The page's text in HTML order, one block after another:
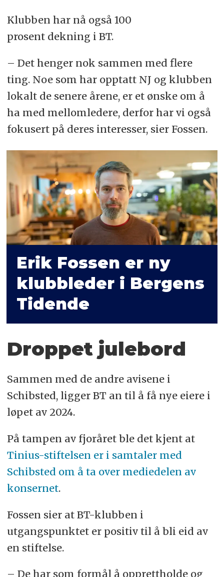
Klubben har nå også 100
prosent dekning i BT.
– Det henger nok sammen med flere
ting. Noe som har opptatt NJ og klubben
lokalt de senere årene, er et ønske om å
ha med mellomledere, derfor har vi også
fokusert på deres interesser, sier Fossen.
Erik Fossen er ny
klubb­leder i Bergens
Tidende
Droppet julebord
Sammen med de andre avisene i
Schibsted, ligger BT an til å få nye eiere i
løpet av 2024.
På tampen av fjoråret ble det kjent at
Tinius-stiftelsen er i samtaler med
Schibsted om å ta over mediedelen av
konsernet.
Fossen sier at BT-klubben i
utgangspunktet er positiv til å bli eid av
en stiftelse.
– De har som formål å opprettholde og